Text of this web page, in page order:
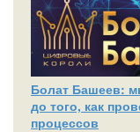
Болат Башеев:
до того, как
процессов